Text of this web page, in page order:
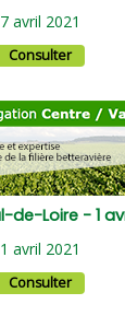
7 avril 2021
Consulter
Loire - 1
1 avril 2021
Consulter